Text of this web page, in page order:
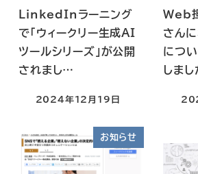
LinkedInラーニング
で「ウィークリー生成AI
ツールシリーズ」が公開
されまし…
2024年12月19日
Web
さん
につ
しまし
お知らせ